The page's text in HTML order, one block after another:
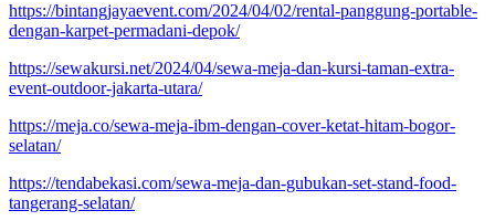
https://bintangjayaevent.com/2024/04/02/rental-panggung-portable-
dengan-karpet-permadani-depok/
https://sewakursi.net/2024/04/sewa-meja-dan-kursi-taman-extra-
event-outdoor-jakarta-utara/
https://meja.co/sewa-meja-ibm-dengan-cover-ketat-hitam-bogor-
selatan/
https://tendabekasi.com/sewa-meja-dan-gubukan-set-stand-food-
tangerang-selatan/